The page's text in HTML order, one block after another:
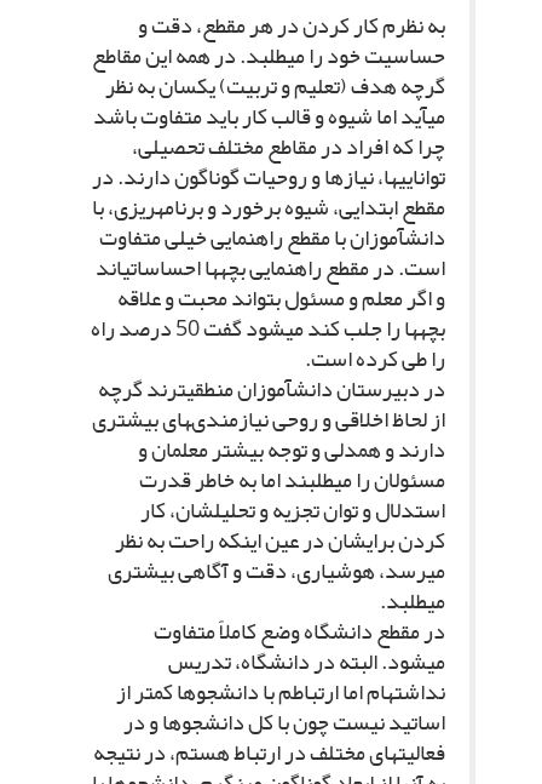
به نظرم کار کردن در هر مقطع، دقت و
حساسیت خود را مى‏طلبد. در همه این مقاطع
گرچه هدف (تعلیم و تربیت) یکسان به نظر
مى‏آید اما شیوه و قالب کار باید متفاوت باشد
چرا که افراد در مقاطع مختلف تحصیلى،
توانایى‏ها، نیازها و روحیات گوناگون دارند. در
مقطع ابتدایى، شیوه برخورد و برنامه‏ریزى، با
دانش‏آموزان با مقطع راهنمایى خیلى متفاوت
است. در مقطع راهنمایى بچه‏ها احساساتى‏اند
و اگر معلم و مسئول بتواند محبت و علاقه
بچه‏ها را جلب کند مى‏شود گفت 50 درصد راه
را طى کرده است.
در دبیرستان دانش‏آموزان منطقى‏ترند گرچه
از لحاظ اخلاقى و روحى نیازمندى‏هاى بیشترى
دارند و همدلى و توجه بیشتر معلمان و
مسئولان را مى‏طلبند اما به خاطر قدرت
استدلال و توان تجزیه و تحلیل‏شان، کار
کردن برایشان در عین اینکه راحت به نظر
مى‏رسد، هوشیارى، دقت و آگاهى بیشترى
مى‏طلبد.
در مقطع دانشگاه وضع کاملاً متفاوت
مى‏شود. البته در دانشگاه، تدریس
نداشته‏ام اما ارتباطم با دانشجوها کمتر از
اساتید نیست چون با کل دانشجوها و در
فعالیت‏هاى مختلف در ارتباط هستم، در نتیجه